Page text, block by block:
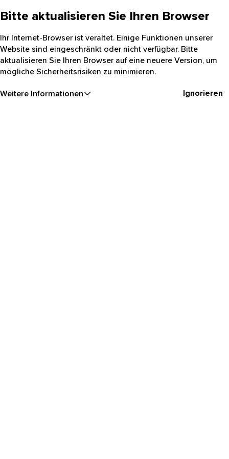
Bitte aktualisieren Sie Ihren Browser
Ihr Internet-Browser ist veraltet. Einige Funktionen unserer
Website sind eingeschränkt oder nicht verfügbar. Bitte
aktualisieren Sie Ihren Browser auf eine neuere Version, um
mögliche Sicherheitsrisiken zu minimieren.
Weitere Informationen Ignorieren